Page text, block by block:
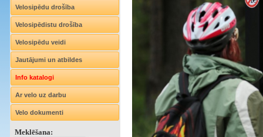
Velosipēdu drošība
Velosipēdistu drošība
Velosipēdu veidi
Jautājumi un atbildes
Info katalogi
Ar velo uz darbu
Velo dokumenti
Meklēšana: